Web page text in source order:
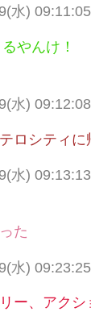
水)
やんけ！
水)
ロシティ
水)
た
水)
ー、アク